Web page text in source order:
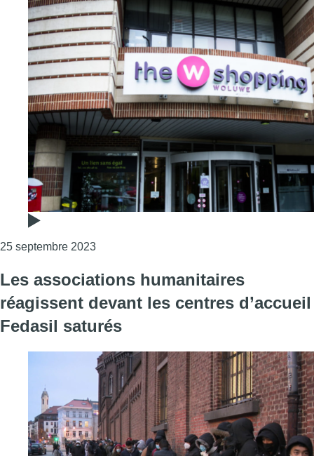
25 septembre 2023Consulter l'article "Le magasin Match du
Les associations humanitaires
réagissent devant les centres d’accueil
Fedasil saturés